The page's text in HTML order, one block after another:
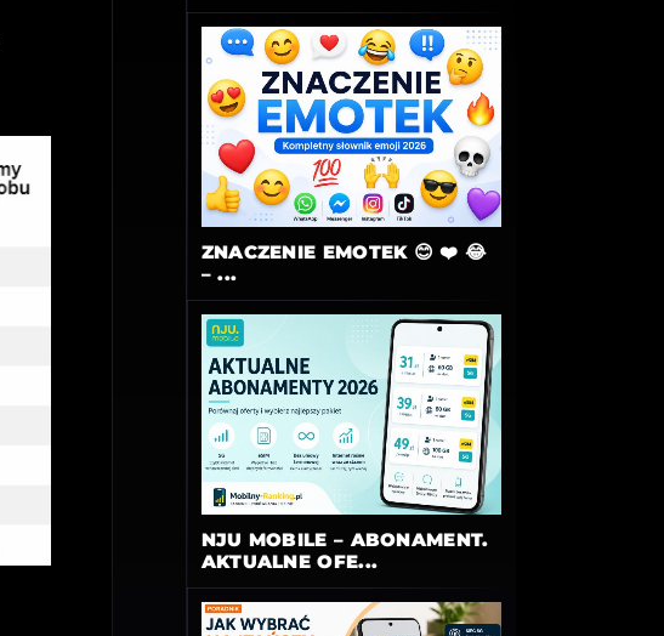
ZNACZENIE EMOTEK 😊 ❤️ 😂
– ...
NJU MOBILE – ABONAMENT.
AKTUALNE OFE...